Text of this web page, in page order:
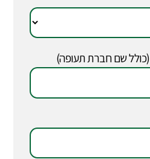
(כולל שם חברת תעופה)